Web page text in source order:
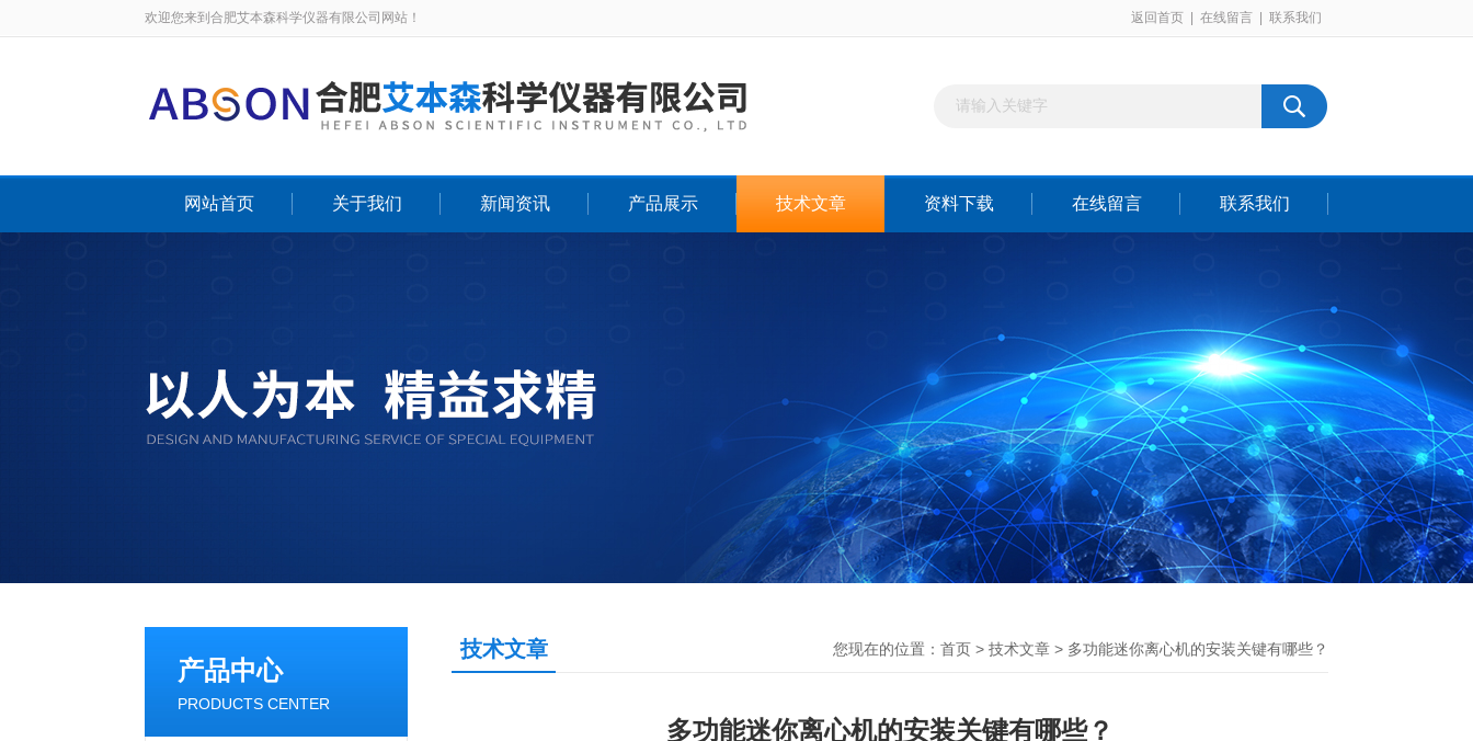
欢迎您来到合肥艾本森科学仪器有限公司网站！ 返回首页 在线留言 联系我们
网站首页 关于我们 新闻资讯 产品展示 技术文章 资料下载 在线留言 联系我们
产品中心
PRODUCTS CENTER
技术文章 您现在的位置： 首页 > 技术文章 > 多功能迷你离心机的安装关键有哪些？
多功能迷你离心机的安装关键有哪些？